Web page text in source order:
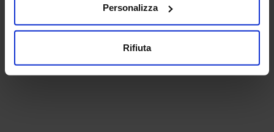
Personalizza
Rifiuta